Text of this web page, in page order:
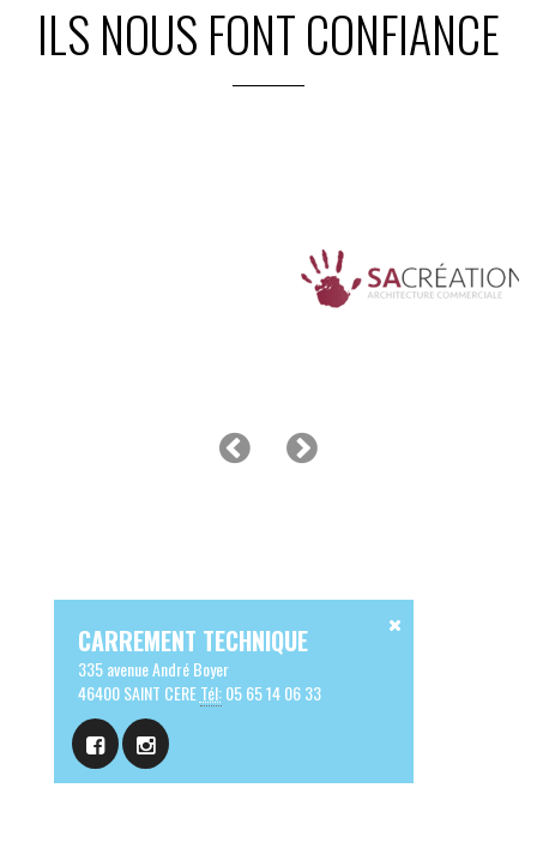
ILS NOUS FONT CONFIANCE
CARREMENT TECHNIQUE
335 avenue André Boyer
46400 SAINT CERETél:05 65 14 06 33